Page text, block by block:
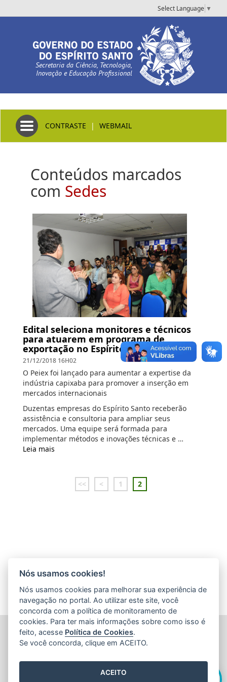
Select Language ▼
Secretaria da Ciência, Tecnologia,
Inovação e Educação Profissional
Toggle navigation
CONTRASTE | WEBMAIL
Conteúdos marcados
com Sedes
Edital seleciona monitores e técnicos
para atuarem em programa de
exportação no Espírito Santo
21/12/2018 16H02
O Peiex foi lançado para aumentar a expertise da
indústria capixaba para promover a inserção em
mercados internacionais
Duzentas empresas do Espírito Santo receberão
assistência e consultoria para ampliar seus
mercados. Uma equipe será formada para
implementar métodos e inovações técnicas e …
Leia mais
<< < 1 2
Olá! Sou a
FUNDAÇÃO DE AMPARO À PESQUISA E INOVAÇÃO DO
ESPÍRITO SANTO (FAPES)
CEP: 29066-380 - Vitória / ES
Tel.: 27 3636 1850
Nós usamos cookies!
Nós usamos cookies para melhorar sua experiência de
navegação no portal. Ao utilizar este site, você
concorda com a política de monitoramento de
cookies. Para ter mais informações sobre como isso é
feito, acesse Política de Cookies.
Se você concorda, clique em ACEITO.
ACEITO